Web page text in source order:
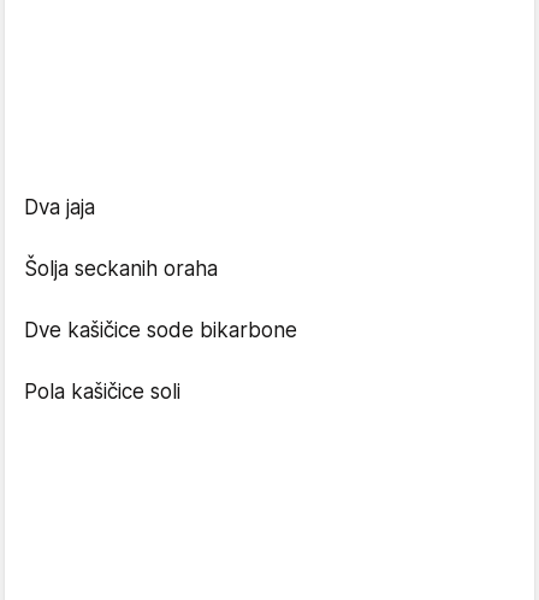
Dva jaja
Šolja seckanih oraha
Dve kašičice sode bikarbone
Pola kašičice soli